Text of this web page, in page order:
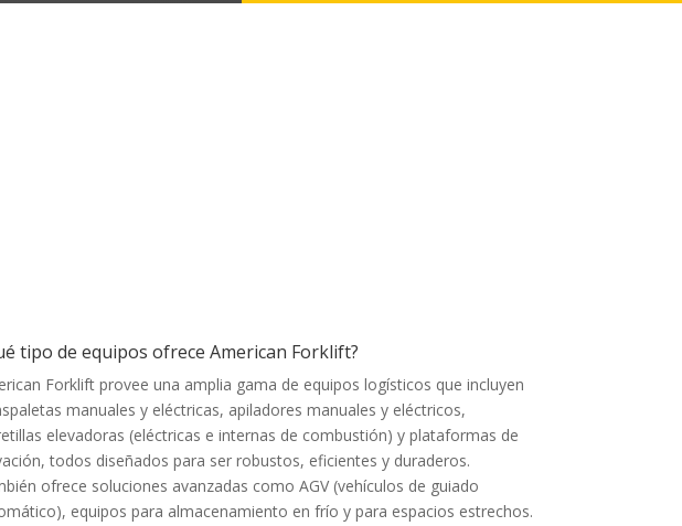
tipo de equipos ofrece American Forklift?
Forklift provee una amplia gama de equipos logísticos que incluyen
manuales y eléctricas, apiladores manuales y eléctricos,
elevadoras (eléctricas e internas de combustión) y plataformas de
todos diseñados para ser robustos, eficientes y duraderos.
ofrece soluciones avanzadas como AGV (vehículos de guiado
equipos para almacenamiento en frío y para espacios estrechos.